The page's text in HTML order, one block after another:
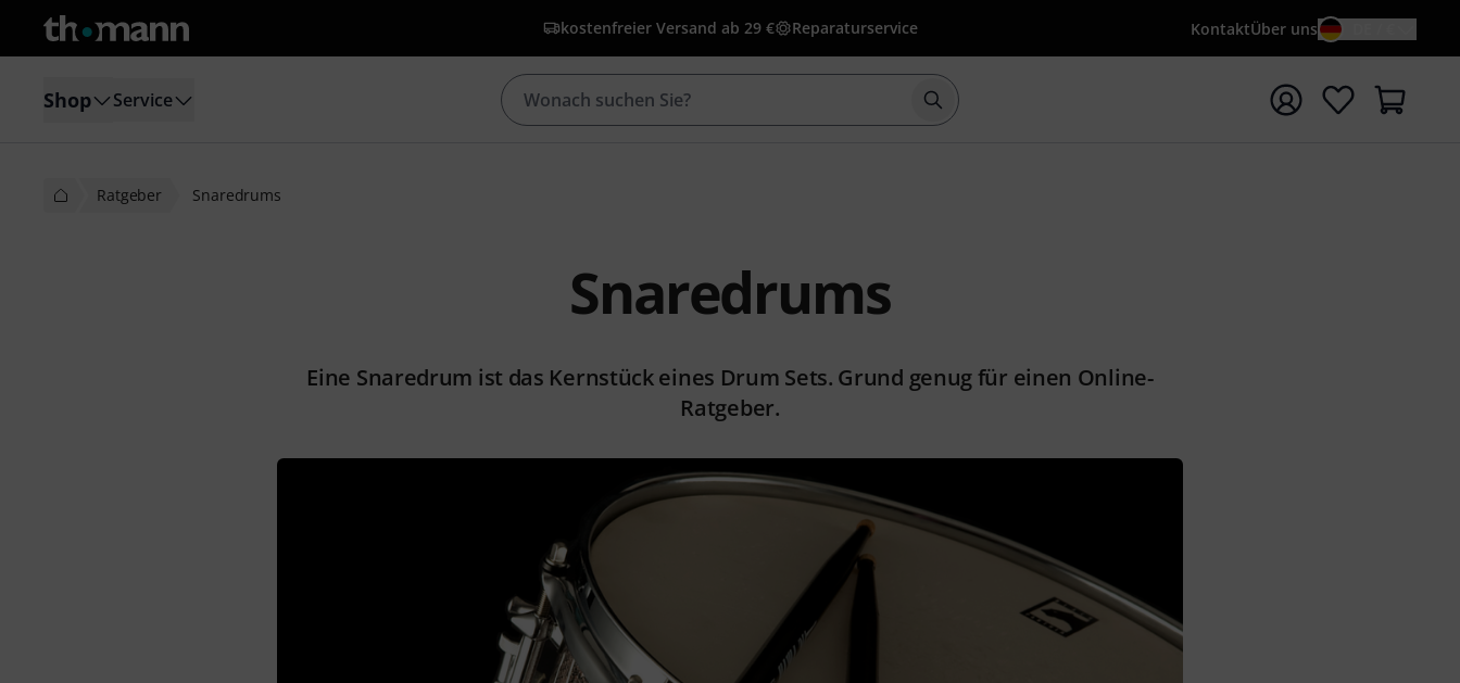
kostenfreier Versand ab 29 € Reparaturservice KontaktÜber uns
Shop Service Suche mit Suchwort {searchTerm} starten
Ratgeber Snaredrums
Snaredrums
Eine Snaredrum ist das Kernstück eines Drum Sets. Grund genug für einen Online-
Ratgeber.